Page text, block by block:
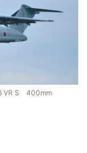
VR S 400mm